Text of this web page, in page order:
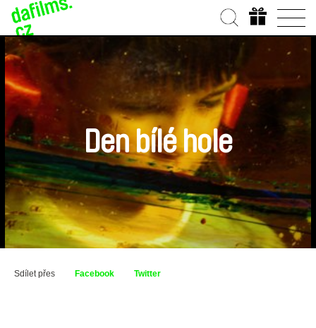
Den bílé hole
Sdílet přes Facebook Twitter